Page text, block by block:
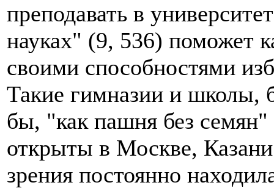
преподавать в
науках" (9, 536) поможет
своими способностями
Такие гимназии и школы,
бы, "как пашня без
открыты в Москве,
зрения постоянно